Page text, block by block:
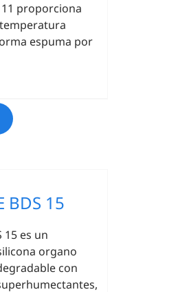
11 proporciona
espuma por
BDS 15
15 es un
organo
con